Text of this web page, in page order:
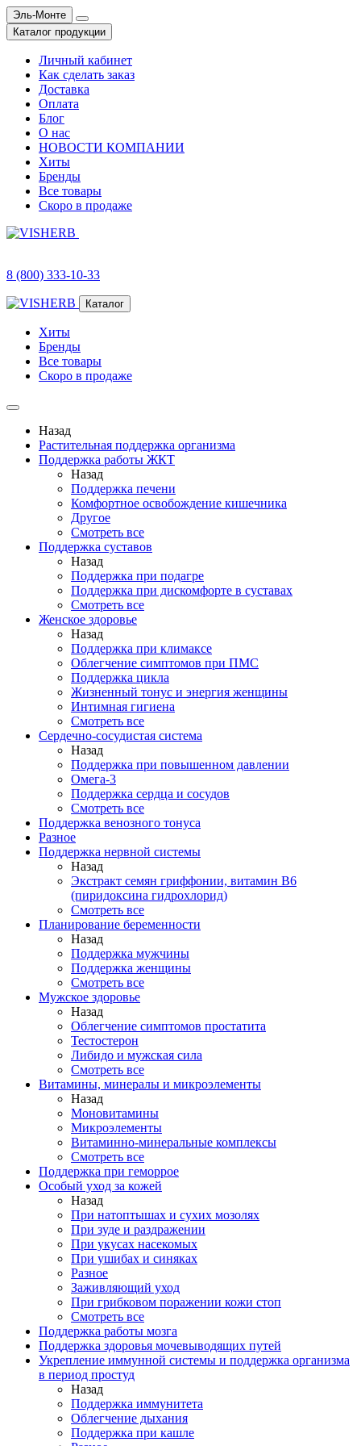
Эль-Монте
Каталог продукции
Личный кабинет
Как сделать заказ
Доставка
Оплата
Блог
О нас
НОВОСТИ КОМПАНИИ
Хиты
Бренды
Все товары
Скоро в продаже
8 (800) 333-10-33
Каталог
Хиты
Бренды
Все товары
Скоро в продаже
Назад
Растительная поддержка организма
Поддержка работы ЖКТ
Назад
Поддержка печени
Комфортное освобождение кишечника
Другое
Смотреть все
Поддержка суставов
Назад
Поддержка при подагре
Поддержка при дискомфорте в суставах
Смотреть все
Женское здоровье
Назад
Поддержка при климаксе
Облегчение симптомов при ПМС
Поддержка цикла
Жизненный тонус и энергия женщины
Интимная гигиена
Смотреть все
Сердечно-сосудистая система
Назад
Поддержка при повышенном давлении
Омега-3
Поддержка сердца и сосудов
Смотреть все
Поддержка венозного тонуса
Разное
Поддержка нервной системы
Назад
Экстракт семян гриффонии, витамин В6
(пиридоксина гидрохлорид)
Смотреть все
Планирование беременности
Назад
Поддержка мужчины
Поддержка женщины
Смотреть все
Мужское здоровье
Назад
Облегчение симптомов простатита
Тестостерон
Либидо и мужская сила
Смотреть все
Витамины, минералы и микроэлементы
Назад
Моновитамины
Микроэлементы
Витаминно-минеральные комплексы
Смотреть все
Поддержка при геморрое
Особый уход за кожей
Назад
При натоптышах и сухих мозолях
При зуде и раздражении
При укусах насекомых
При ушибах и синяках
Разное
Заживляющий уход
При грибковом поражении кожи стоп
Смотреть все
Поддержка работы мозга
Поддержка здоровья мочевыводящих путей
Укрепление иммунной системы и поддержка организма
в период простуд
Назад
Поддержка иммунитета
Облегчение дыхания
Поддержка при кашле